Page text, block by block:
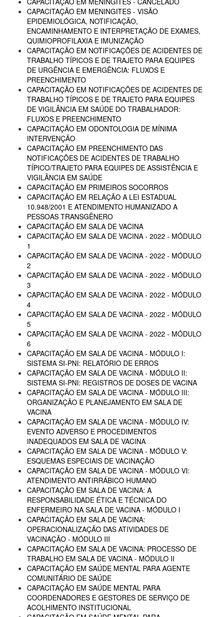
CAPACITAÇÃO EM MENINGITES - VISÃO
EPIDEMIOLÓGICA, NOTIFICAÇÃO,
ENCAMINHAMENTO E INTERPRETAÇÃO DE EXAMES,
QUIMIOPROFILAXIA E IMUNIZAÇÃO
CAPACITAÇÃO EM NOTIFICAÇÕES DE ACIDENTES DE
TRABALHO TÍPICOS E DE TRAJETO PARA EQUIPES
DE URGÊNCIA E EMERGÊNCIA: FLUXOS E
PREENCHIMENTO
CAPACITAÇÃO EM NOTIFICAÇÕES DE ACIDENTES DE
TRABALHO TÍPICOS E DE TRAJETO PARA EQUIPES
DE VIGILÂNCIA EM SAÚDE DO TRABALHADOR:
FLUXOS E PREENCHIMENTO
CAPACITAÇÃO EM ODONTOLOGIA DE MÍNIMA
INTERVENÇÃO
CAPACITAÇÃO EM PREENCHIMENTO DAS
NOTIFICAÇÕES DE ACIDENTES DE TRABALHO
TÍPICO/TRAJETO PARA EQUIPES DE ASSISTÊNCIA E
VIGILÂNCIA EM SAÚDE
CAPACITAÇÃO EM PRIMEIROS SOCORROS
CAPACITAÇÃO EM RELAÇÃO A LEI ESTADUAL
10.948/2001 E ATENDIMENTO HUMANIZADO A
PESSOAS TRANSGÊNERO
CAPACITAÇÃO EM SALA DE VACINA
CAPACITAÇÃO EM SALA DE VACINA - 2022 - MÓDULO
1
CAPACITAÇÃO EM SALA DE VACINA - 2022 - MÓDULO
2
CAPACITAÇÃO EM SALA DE VACINA - 2022 - MÓDULO
3
CAPACITAÇÃO EM SALA DE VACINA - 2022 - MÓDULO
4
CAPACITAÇÃO EM SALA DE VACINA - 2022 - MÓDULO
5
CAPACITAÇÃO EM SALA DE VACINA - 2022 - MÓDULO
6
CAPACITAÇÃO EM SALA DE VACINA - MÓDULO I:
SISTEMA SI-PNI: RELATÓRIO DE ERROS
CAPACITAÇÃO EM SALA DE VACINA - MÓDULO II:
SISTEMA SI-PNI: REGISTROS DE DOSES DE VACINA
CAPACITAÇÃO EM SALA DE VACINA - MÓDULO III:
ORGANIZAÇÃO E PLANEJAMENTO EM SALA DE
VACINA
CAPACITAÇÃO EM SALA DE VACINA - MÓDULO IV:
EVENTO ADVERSO E PROCEDIMENTOS
INADEQUADOS EM SALA DE VACINA
CAPACITAÇÃO EM SALA DE VACINA - MÓDULO V:
ESQUEMAS ESPECIAIS DE VACINAÇÃO
CAPACITAÇÃO EM SALA DE VACINA - MÓDULO VI:
ATENDIMENTO ANTIRRÁBICO HUMANO
CAPACITAÇÃO EM SALA DE VACINA: A
RESPONSABILIDADE ÉTICA E TÉCNICA DO
ENFERMEIRO NA SALA DE VACINA - MÓDULO I
CAPACITAÇÃO EM SALA DE VACINA:
OPERACIONALIZAÇÃO DAS ATIVIDADES DE
VACINAÇÃO - MÓDULO III
CAPACITAÇÃO EM SALA DE VACINA: PROCESSO DE
TRABALHO EM SALA DE VACINA - MÓDULO II
CAPACITAÇÃO EM SAÚDE MENTAL PARA AGENTE
COMUNITÁRIO DE SAÚDE
CAPACITAÇÃO EM SAÚDE MENTAL PARA
COORDENADORES E GESTORES DE SERVIÇO DE
ACOLHIMENTO INSTITUCIONAL